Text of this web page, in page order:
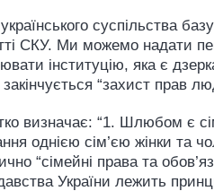
суспільства
СКУ. Ми можемо надати
інституцію, яка є
“захист прав
визначає: “1. Шлюбом є
однією сім’єю жінки та
“сімейні права та
України лежить